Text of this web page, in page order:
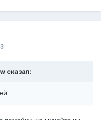
сказал: